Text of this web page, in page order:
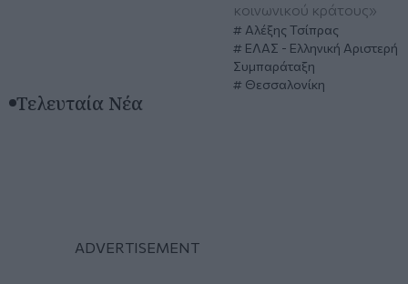
κοινωνικού κράτους»
Αλέξης Τσίπρας
ΕΛΑΣ - Ελληνική Αριστερή
Συμπαράταξη
Θεσσαλονίκη
Τελευταία Νέα